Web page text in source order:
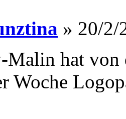
» 20/2/
Malin hat von
Woche